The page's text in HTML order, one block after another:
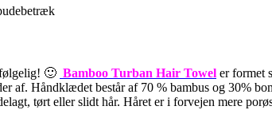
🙂 Bamboo Turban Hair Towel er formet
af. Håndklædet består af 70 % bambus og 30%
tørt eller slidt hår. Håret er i forvejen mere